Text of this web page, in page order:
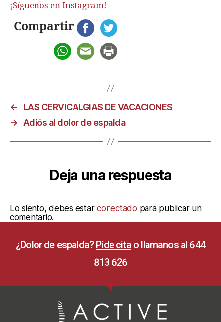
¡Síguenos en Instagram!
Compartir
←
LAS CERVICALGIAS DE VACACIONES
→ Adiós al dolor de espalda
Deja una respuesta
Lo siento, debes estarconectado para publicar un
comentario.
¿Dolor de espalda? Píde citao llamanos al 644
813 626